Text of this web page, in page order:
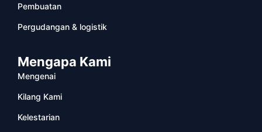
Pembuatan
Pergudangan & logistik
Mengapa Kami
Mengenai
Kilang Kami
Kelestarian